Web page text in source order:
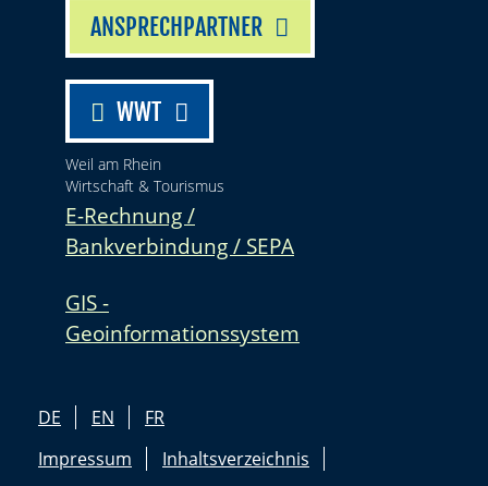
ANSPRECHPARTNER
WWT
Weil am Rhein
Wirtschaft & Tourismus
E-Rechnung /
Bankverbindung / SEPA
GIS -
Geoinformationssystem
DE EN
FR
Impressum
Inhaltsverzeichnis